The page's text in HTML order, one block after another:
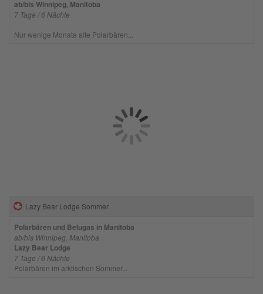
ab/bis Winnipeg, Manitoba
7 Tage / 6 Nächte
Nur wenige Monate alte Polarbären...
Lazy Bear Lodge Sommer
Polarbären und Belugas in Manitoba
ab/bis Winnipeg, Manitoba
Lazy Bear Lodge
7 Tage / 6 Nächte
Polarbären im arktischen Sommer...